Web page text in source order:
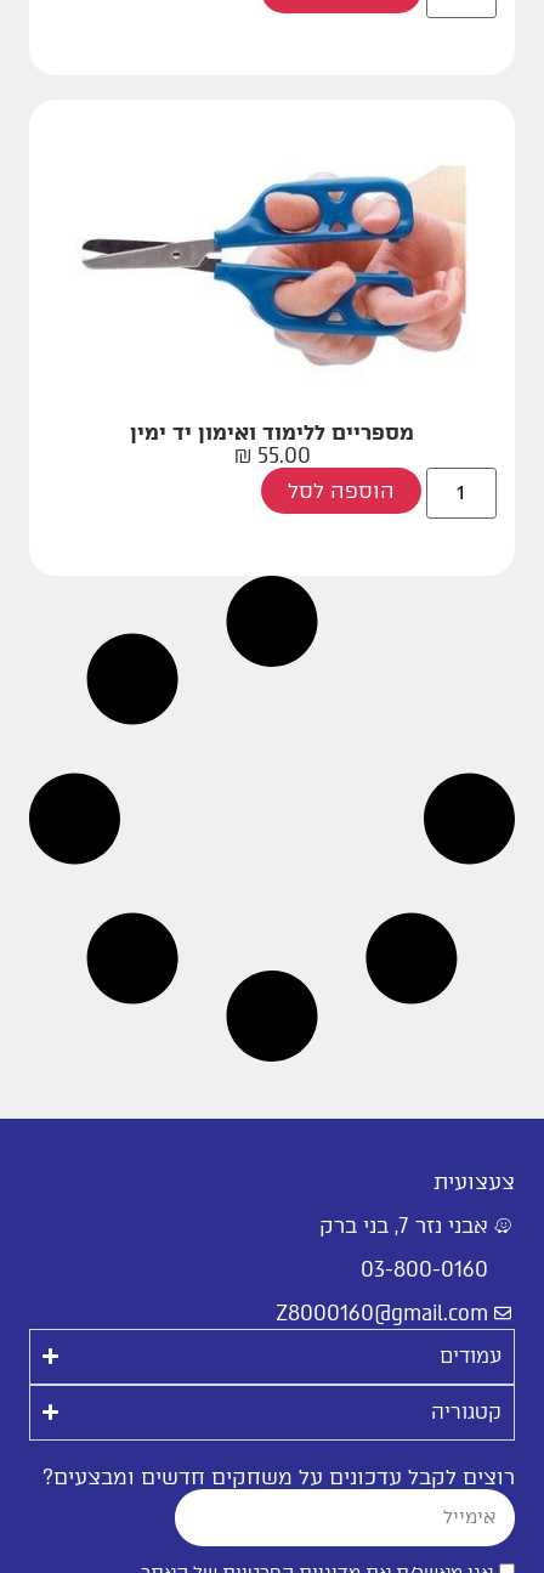
מספריים ללימוד ואימון יד ימין
55.00
₪
הוספה לסל
צעצועית
אבני נזר 7, בני ברק
03-800-0160
Z8000160@gmail.com
עמודים
קטגוריה
רוצים לקבל עדכונים על משחקים חדשים ומבצעים?